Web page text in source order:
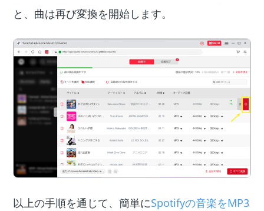
と、曲は再び変換を開始します。
以上の手順を通じて、簡単にSpotifyの音楽をMP3